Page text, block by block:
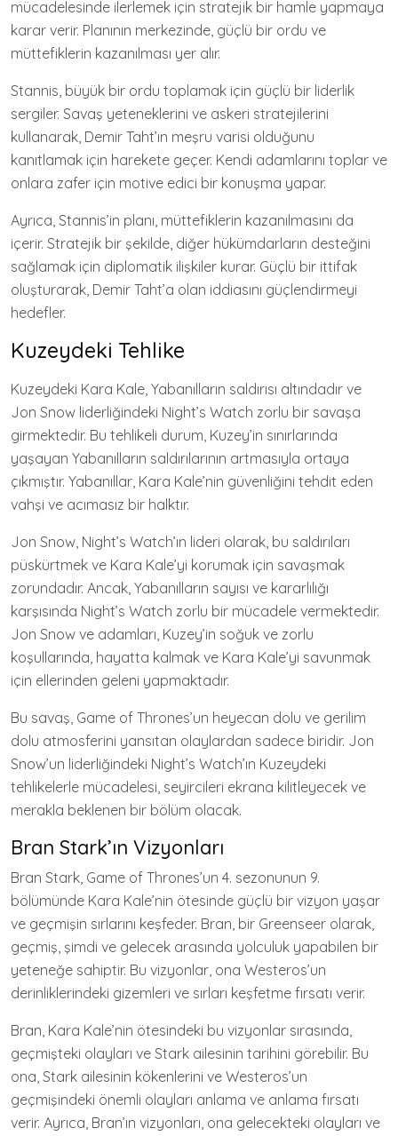
mücadelesinde ilerlemek için stratejik bir hamle yapmaya
karar verir. Planının merkezinde, güçlü bir ordu ve
müttefiklerin kazanılması yer alır.
Stannis, büyük bir ordu toplamak için güçlü bir liderlik
sergiler. Savaş yeteneklerini ve askeri stratejilerini
kullanarak, Demir Taht’ın meşru varisi olduğunu
kanıtlamak için harekete geçer. Kendi adamlarını toplar ve
onlara zafer için motive edici bir konuşma yapar.
Ayrıca, Stannis’in planı, müttefiklerin kazanılmasını da
içerir. Stratejik bir şekilde, diğer hükümdarların desteğini
sağlamak için diplomatik ilişkiler kurar. Güçlü bir ittifak
oluşturarak, Demir Taht’a olan iddiasını güçlendirmeyi
hedefler.
Kuzeydeki Tehlike
Kuzeydeki Kara Kale, Yabanılların saldırısı altındadır ve
Jon Snow liderliğindeki Night’s Watch zorlu bir savaşa
girmektedir. Bu tehlikeli durum, Kuzey’in sınırlarında
yaşayan Yabanılların saldırılarının artmasıyla ortaya
çıkmıştır. Yabanıllar, Kara Kale’nin güvenliğini tehdit eden
vahşi ve acımasız bir halktır.
Jon Snow, Night’s Watch’ın lideri olarak, bu saldırıları
püskürtmek ve Kara Kale’yi korumak için savaşmak
zorundadır. Ancak, Yabanılların sayısı ve kararlılığı
karşısında Night’s Watch zorlu bir mücadele vermektedir.
Jon Snow ve adamları, Kuzey’in soğuk ve zorlu
koşullarında, hayatta kalmak ve Kara Kale’yi savunmak
için ellerinden geleni yapmaktadır.
Bu savaş, Game of Thrones’un heyecan dolu ve gerilim
dolu atmosferini yansıtan olaylardan sadece biridir. Jon
Snow’un liderliğindeki Night’s Watch’ın Kuzeydeki
tehlikelerle mücadelesi, seyircileri ekrana kilitleyecek ve
merakla beklenen bir bölüm olacak.
Bran Stark’ın Vizyonları
Bran Stark, Game of Thrones’un 4. sezonunun 9.
bölümünde Kara Kale’nin ötesinde güçlü bir vizyon yaşar
ve geçmişin sırlarını keşfeder. Bran, bir Greenseer olarak,
geçmiş, şimdi ve gelecek arasında yolculuk yapabilen bir
yeteneğe sahiptir. Bu vizyonlar, ona Westeros’un
derinliklerindeki gizemleri ve sırları keşfetme fırsatı verir.
Bran, Kara Kale’nin ötesindeki bu vizyonlar sırasında,
geçmişteki olayları ve Stark ailesinin tarihini görebilir. Bu
ona, Stark ailesinin kökenlerini ve Westeros’un
geçmişindeki önemli olayları anlama ve anlama fırsatı
verir. Ayrıca, Bran’ın vizyonları, ona gelecekteki olayları ve